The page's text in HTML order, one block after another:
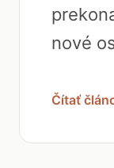
nové
Čítať